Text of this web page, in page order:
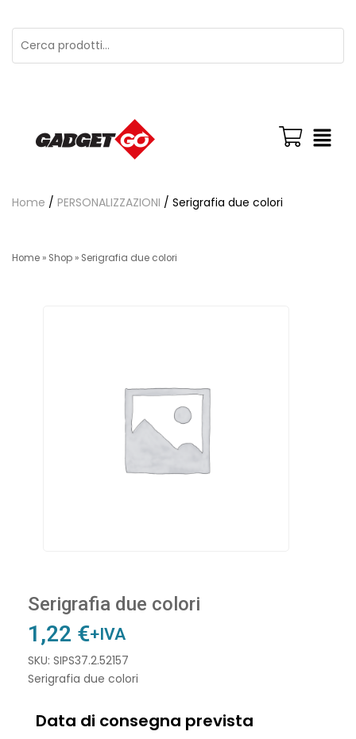
Home / PERSONALIZZAZIONI / Serigrafia due colori
Home » Shop » Serigrafia due colori
Serigrafia due colori
1,22 €+IVA
SKU: SIPS37.2.52157
Serigrafia due colori
Data di consegna prevista